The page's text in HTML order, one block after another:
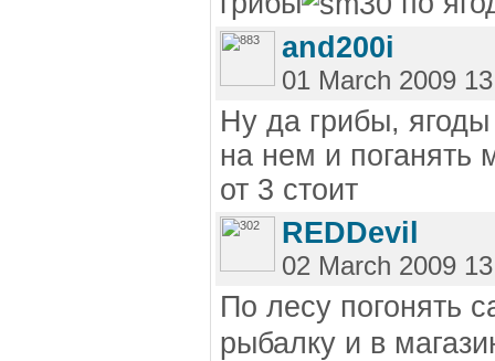
and200i
01 March 2009
Ну да грибы,
на нем и поганять
от 3 стоит
REDDevil
02 March 2009
По лесу погонять
рыбалку и в